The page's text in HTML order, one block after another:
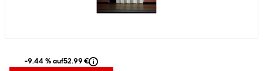
-9.44 % auf52.99 €